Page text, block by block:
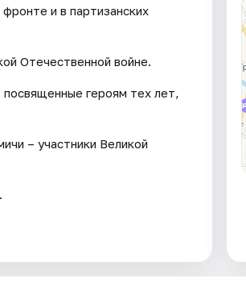
и в партизанских
Отечественной войне.
посвященные героям тех лет,
– участники Великой